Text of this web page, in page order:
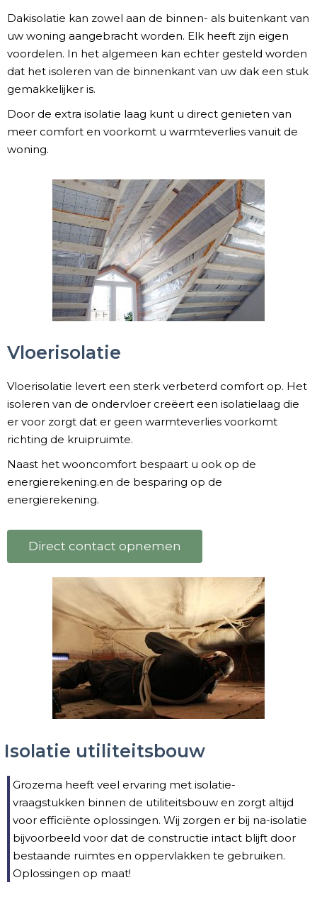
Dakisolatie kan zowel aan de binnen- als buitenkant van
uw woning aangebracht worden. Elk heeft zijn eigen
voordelen. In het algemeen kan echter gesteld worden
dat het isoleren van de binnenkant van uw dak een stuk
gemakkelijker is.
Door de extra isolatie laag kunt u direct genieten van
meer comfort en voorkomt u warmteverlies vanuit de
woning.​
Vloerisolatie
Vloerisolatie levert een sterk verbeterd comfort op. Het
isoleren van de ondervloer creëert een isolatielaag die
er voor zorgt dat er geen warmteverlies voorkomt
richting de kruipruimte.
Naast het wooncomfort bespaart u ook op de
energierekening.en de besparing op de
energierekening.​
Direct contact opnemen
Isolatie utiliteitsbouw
Grozema heeft veel ervaring met isolatie-
vraagstukken binnen de utiliteitsbouw en zorgt altijd
voor efficiënte oplossingen. Wij zorgen er bij na-isolatie
bijvoorbeeld voor dat de constructie intact blijft door
bestaande ruimtes en oppervlakken te gebruiken.
Oplossingen op maat!​